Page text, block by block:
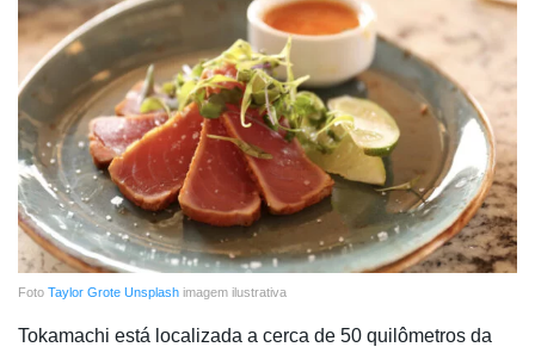
Foto Taylor Grote Unsplash imagem ilustrativa
Tokamachi está localizada a cerca de 50 quilômetros da